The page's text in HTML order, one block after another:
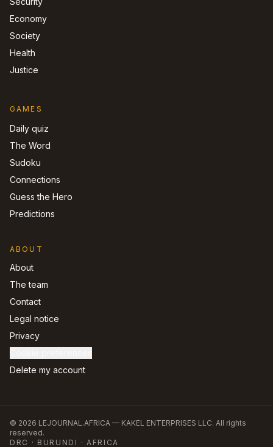
Economy
Society
Health
Justice
GAMES
Daily quiz
The Word
Sudoku
Connections
Guess the Hero
Predictions
ABOUT
About
The team
Contact
Legal notice
Privacy
Delete my account
© 2026 LEJOURNAL.AFRICA — KAKEL ENTERPRISES LLC. All rights
reserved.
DRC · BURUNDI · AFRICA